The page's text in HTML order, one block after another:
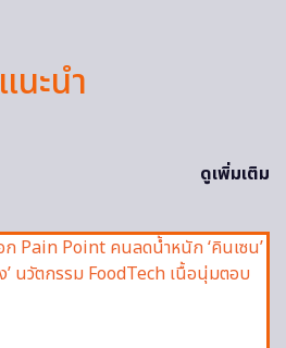
แนะนำ
ดูเพิ่มเติม